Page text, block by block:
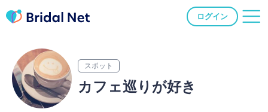
ログイン
スポット
カフェ巡りが好き